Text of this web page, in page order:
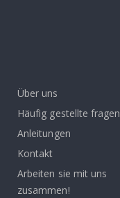
Über uns
Häufig gestellte fragen
Anleitungen
Kontakt
Arbeiten sie mit uns
zusammen!